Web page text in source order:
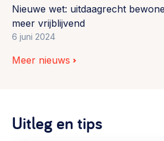
Nieuwe wet: uitdaagrecht
meer vrijblijvend
6 juni 2024
Meer nieuws
Uitleg en tips